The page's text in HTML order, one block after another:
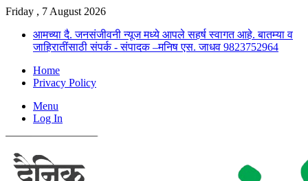
Friday , 7 August 2026
आमच्या दै. जनसंजीवनी न्यूज मध्ये आपले सहर्ष स्वागत आहे. बातम्या व
जाहिरातींसाठी संपर्क - संपादक –मनिष एस. जाधव 9823752964
Home
Privacy Policy
Menu
Log In